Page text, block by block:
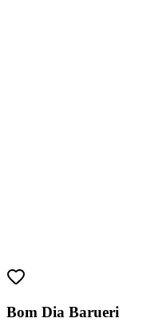
Bom Dia Barueri